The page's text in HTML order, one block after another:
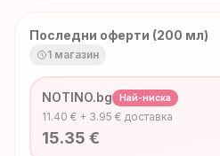
Последни оферти (200 мл)
1 магазин
NOTINO.bg Най-ниска
11.40 € + 3.95 € доставка
15.35 €